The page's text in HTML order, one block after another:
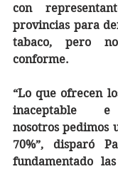
con
provincias para
tabaco, pero
conforme.
“Lo que ofrecen
inaceptable e
nosotros pedimos
70%”, disparó
fundamentado